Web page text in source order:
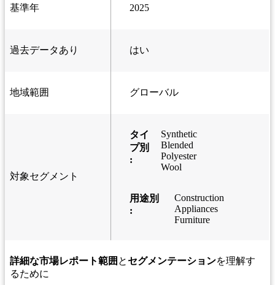
基準年 2025
過去データあり はい
地域範囲 グローバル
対象セグメント
タイ
プ別
:
Synthetic
Blended
Polyester
Wool
用途別
:
Construction
Appliances
Furniture
詳細な市場レポート範囲 と セグメンテーションを理解す
るために